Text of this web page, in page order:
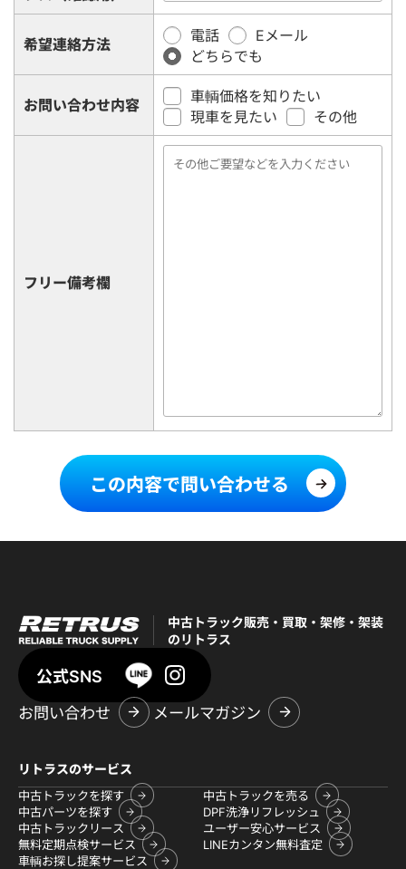
希望連絡方法
電話
Eメール
どちらでも
お問い合わせ内容
車輌価格を知りたい
現車を見たい
その他
フリー備考欄
この内容で問い合わせる
中古トラック販売・買取・架修・架装
のリトラス
公式SNS
お問い合わせ
メールマガジン
リトラスのサービス
中古トラックを探す
中古トラックを売る
中古パーツを探す
DPF洗浄リフレッシュ
中古トラックリース
ユーザー安心サービス
無料定期点検サービス
LINEカンタン無料査定
車輌お探し提案サービス